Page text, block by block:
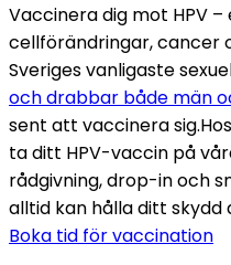
Vaccinera dig mot HPV
cellförändringar, cancer
Sveriges vanligaste
och drabbar både män
sent att vaccinera sig.
ta ditt HPV-vaccin på
rådgivning, drop-in och
alltid kan hålla ditt skydd
Boka tid för vaccination